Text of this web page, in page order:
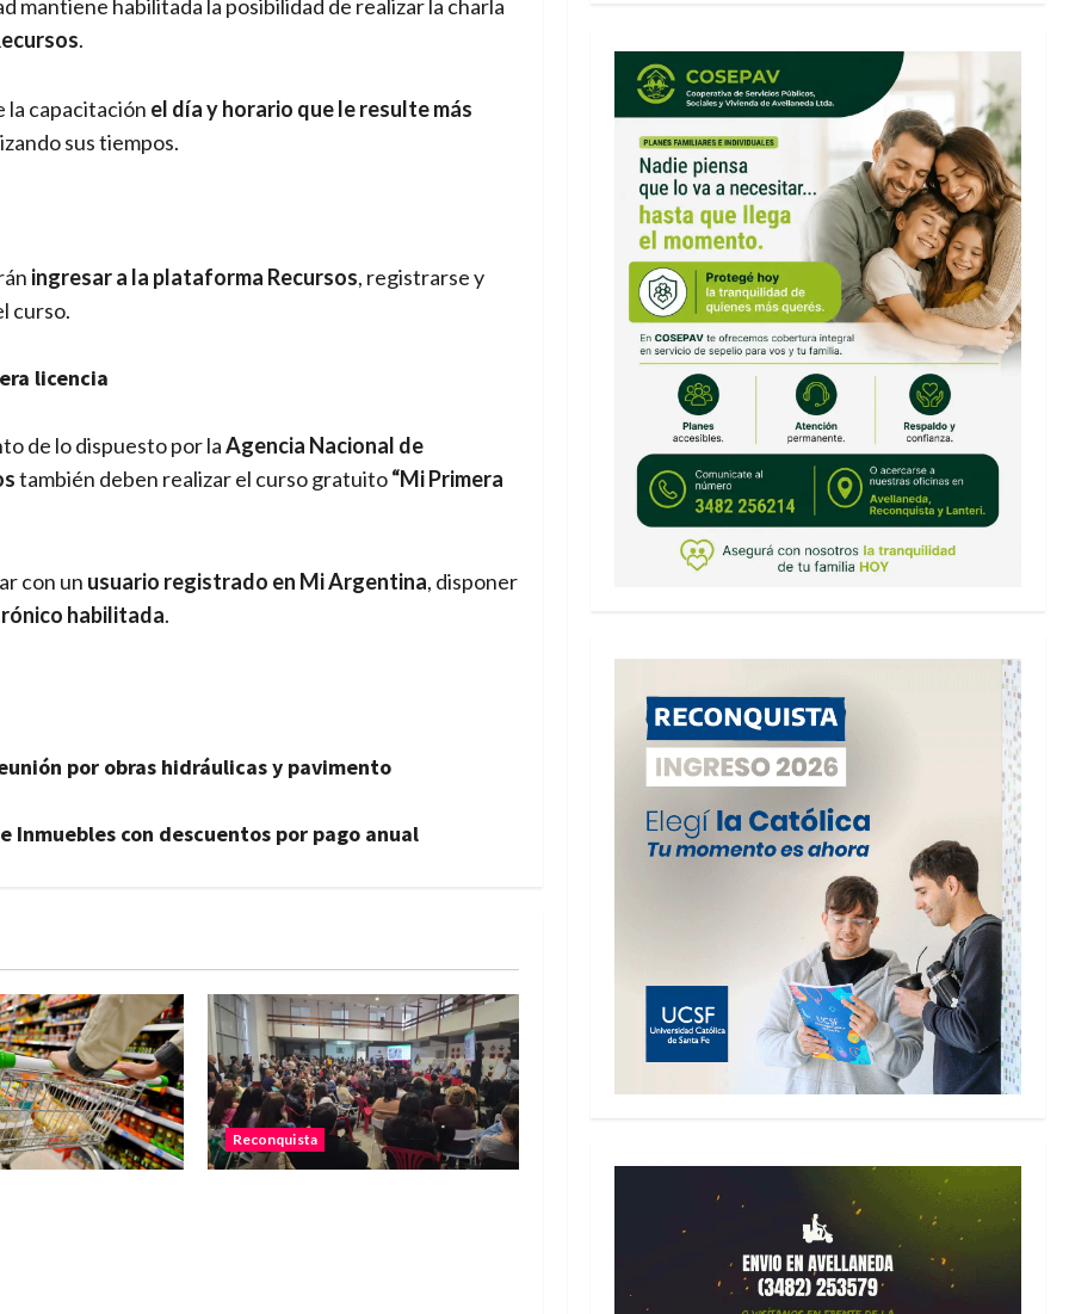
mantiene habilitada la posibilidad de realizar la charla
.
la capacitación el día y horario que le resulte más
sus tiempos.
ingresar a la plataforma Recursos, registrarse y
curso.
licencia
de lo dispuesto por laAgencia Nacional de
también deben realizar el curso gratuito“Mi Primera
con un usuario registrado en Mi Argentina, disponer
habilitada.
por obras hidráulicas y pavimento
Inmuebles con descuentos por pago anual
Reconquista